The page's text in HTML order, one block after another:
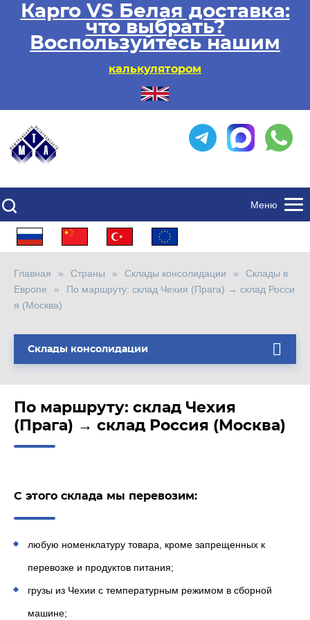
Карго VS Белая доставка:
что выбрать?
Воспользуйтесь нашим
калькулятором
Меню
Главная Страны Склады консолидации
Склады в
Европе
По маршруту: склад Чехия (Прага) → склад Росси
я (Москва)
Склады консолидации
По маршруту: склад Чехия
(Прага) → склад Россия (Москва)
С этого склада мы перевозим:
любую номенклатуру товара, кроме запрещенных к
перевозке и продуктов питания;
грузы из Чехии с температурным режимом в сборной
машине;